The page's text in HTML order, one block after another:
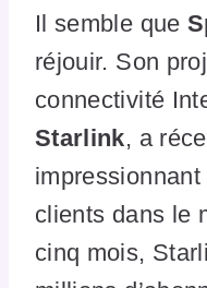
Il semble que
réjouir. Son
connectivité
Starlink, a
clients dans le
cinq mois,